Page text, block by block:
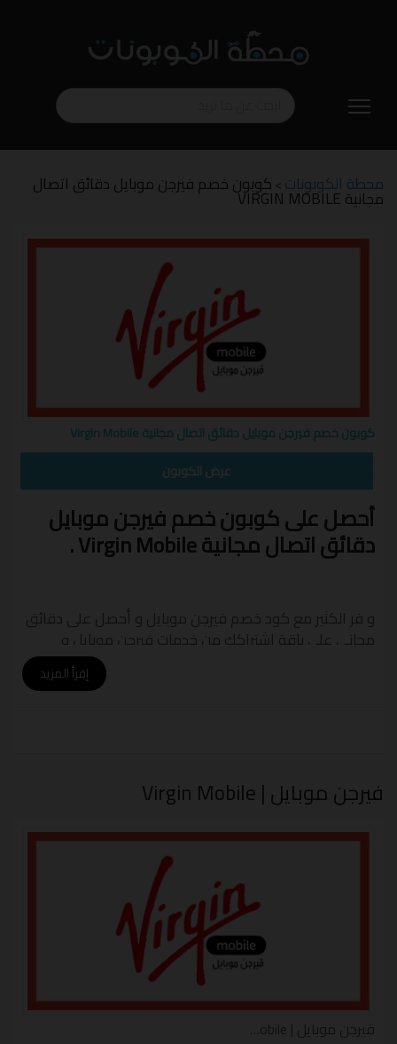
إلى
محطة الكوبونات >كوبون خصم فيرجن موبايل دقائق اتصال
مجانية VIRGIN MOBILE
كوبون خصم فيرجن موبايل دقائق اتصال مجانية Virgin Mobile
عرض الكوبون
إقرأ المزيد
أحصل على كوبون خصم فيرجن موبايل
دقائق اتصال مجانية Virgin Mobile .
فيرجن موبايل | Virgin Mobile